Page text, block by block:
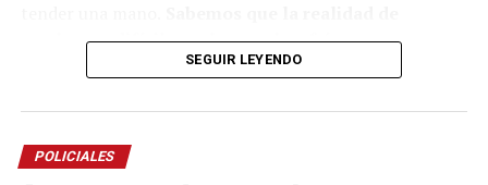
“Nunca vino una empresa a decirme: Luis, vamos a
poner una compañía para llevarlos afuera. Siempre el
Estado estuvo para garantizar espacios para la
muchos es difícil, que hay noches frías, mesas
vacías y corazones que necesitan un poco de
sincero: las ganas de estar presentes, de no ser
indiferentes y de hacer algo, por más pequeño que
parezca”, expresó Piñeiro.
SEGUIR LEYENDO
POLICIALES